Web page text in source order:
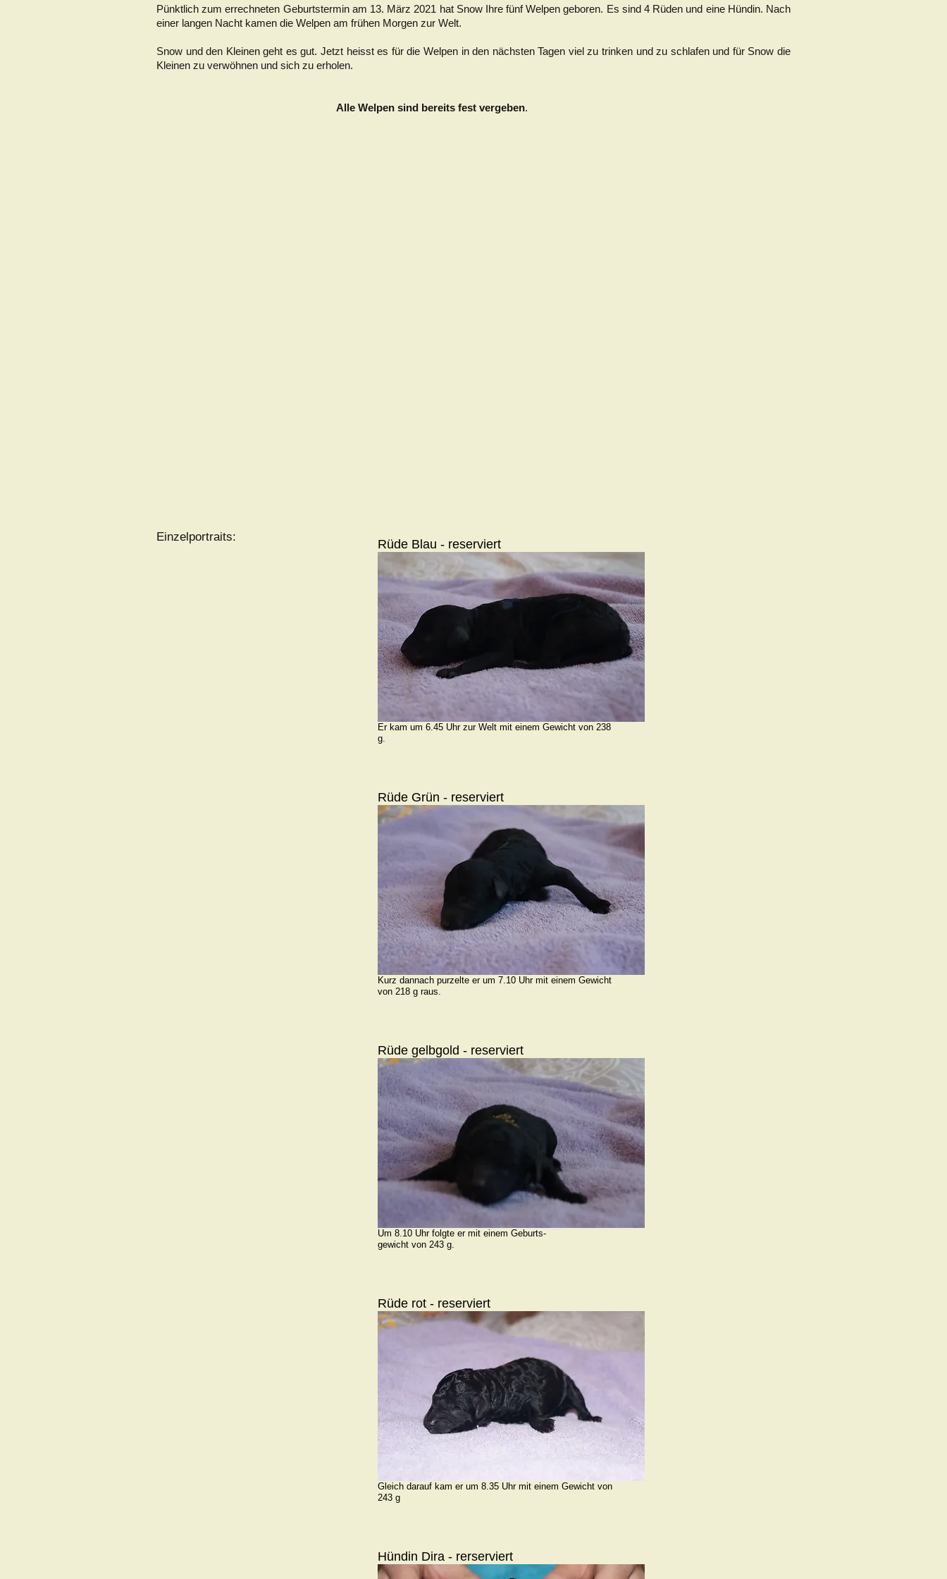
Pünktlich zum errechneten Geburtstermin am 13. März 2021 hat Snow Ihre fünf Welpen geboren. Es sind 4 Rüden und eine Hündin. Nach
einer langen Nacht kamen die Welpen am frühen Morgen zur Welt.
Snow und den Kleinen geht es gut. Jetzt heisst es für die Welpen in den nächsten Tagen viel zu trinken und zu schlafen und für Snow die
Kleinen zu verwöhnen und sich zu erholen.
Alle Welpen sind bereits fest vergeben.
Einzelportraits:
Rüde Blau - reserviert
Er kam um 6.45 Uhr zur Welt mit einem Gewicht von 238
g.
Rüde Grün - reserviert
Kurz dannach purzelte er um 7.10 Uhr mit einem Gewicht
von 218 g raus.
Rüde gelbgold - reserviert
Um 8.10 Uhr folgte er mit einem Geburts-
gewicht von 243 g.
Rüde rot - reserviert
Gleich darauf kam er um 8.35 Uhr mit einem Gewicht von
243 g
Hündin Dira - rerserviert